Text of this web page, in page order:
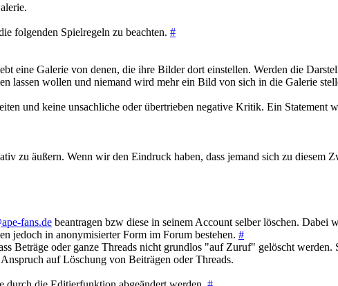
folgenden Spielregeln zu beachten. #
eine Galerie von denen, die ihre Bilder dort einstellen. Werden die
lassen wollen und niemand wird mehr ein Bild von sich in die Galerie
und keine unsachliche oder übertrieben negative Kritik. Ein Statement
zu äußern. Wenn wir den Eindruck haben, dass jemand sich zu diesem
fans.de beantragen bzw diese in seinem Account selber löschen. Dabei
jedoch in anonymisierter Form im Forum bestehen. #
Beträge oder ganze Threads nicht grundlos "auf Zuruf" gelöscht
auf Löschung von Beiträgen oder Threads.